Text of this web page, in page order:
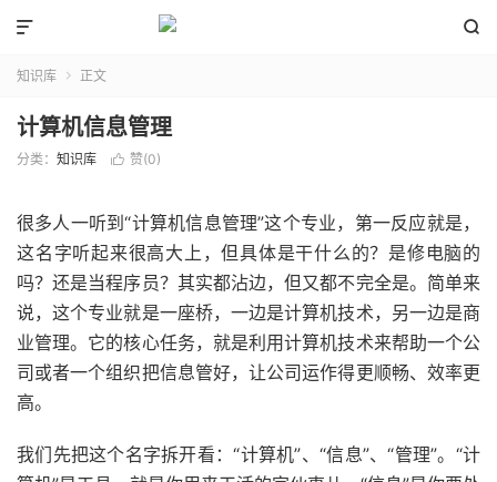


知识库  正文
计算机信息管理
分类： 知识库  赞(0)
很多人一听到“计算机信息管理”这个专业，第一反应就是，
这名字听起来很高大上，但具体是干什么的？是修电脑的
吗？还是当程序员？其实都沾边，但又都不完全是。简单来
说，这个专业就是一座桥，一边是计算机技术，另一边是商
业管理。它的核心任务，就是利用计算机技术来帮助一个公
司或者一个组织把信息管好，让公司运作得更顺畅、效率更
高。
我们先把这个名字拆开看：“计算机”、“信息”、“管理”。“计